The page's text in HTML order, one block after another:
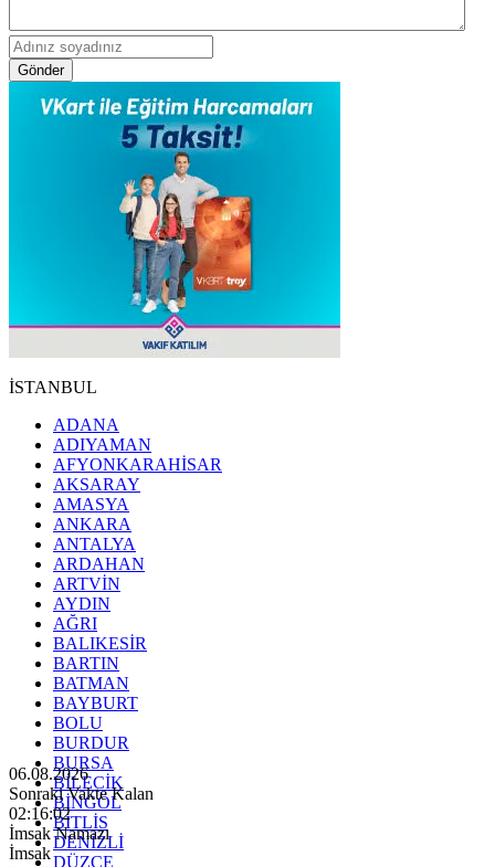
Gönder
İSTANBUL
ADANA
ADIYAMAN
AFYONKARAHİSAR
AKSARAY
AMASYA
ANKARA
ANTALYA
ARDAHAN
ARTVİN
AYDIN
AĞRI
BALIKESİR
BARTIN
BATMAN
BAYBURT
BOLU
BURDUR
BURSA
BİLECİK
BİNGÖL
BİTLİS
DENİZLİ
DÜZCE
06.08.2026
Sonraki Vakte Kalan
02:16:00
İmsak Namazı
İmsak